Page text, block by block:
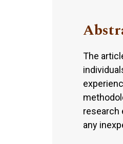
The
research
any